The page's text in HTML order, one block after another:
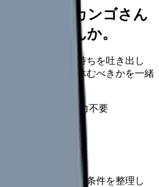
いなら、カンゴさん
てみませんか。
ません。今の気持ちを吐き出し
るべきか、少し休むべきかを一緒
し
病院名は入力不要
談する
んへ。まずは希望条件を整理し